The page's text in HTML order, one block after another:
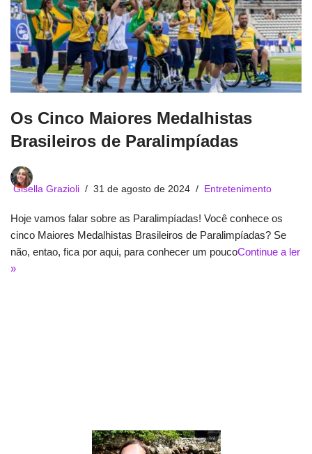
Os Cinco Maiores Medalhistas
Brasileiros de Paralimpíadas
Gisella Grazioli 31 de agosto de 2024 Entretenimento
Hoje vamos falar sobre as Paralimpíadas! Você conhece os
cinco Maiores Medalhistas Brasileiros de Paralimpíadas? Se
não, entao, fica por aqui, para conhecer um poucoContinue a ler
»